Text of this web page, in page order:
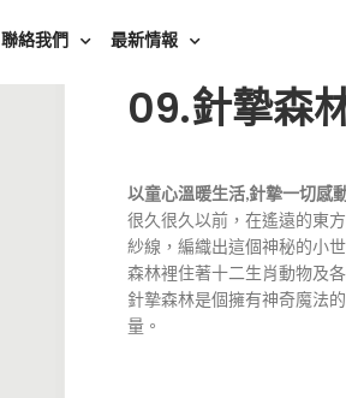
聯絡我們 最新情報
09.針摯森
以童心溫暖生活,針摯一切感
很久很久以前，在遙遠的東
紗線，編織出這個神秘的小世
森林裡住著十二生肖動物及
針摯森林是個擁有神奇魔法
量。